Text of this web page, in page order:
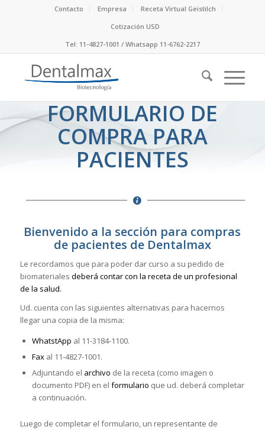
Contacto Empresa
Receta Virtual Geistilch
Cotización USD
Tel: 11-4827-1001 / Whatsapp 11-6762-2217
FORMULARIO DE
COMPRA PARA
PACIENTES
Bienvenido a la sección para compras
de pacientes de Dentalmax
Le recordamos que para poder dar curso a su pedido de
biomateriales deberá contar con la receta de un profesional
de la salud.
Ud. cuenta con las siguientes alternativas para hacernos
llegar una copia de la misma:
WhatstApp al 11-3184-1100.
Faxal 11-4827-1001.
Adjuntando el archivo de la receta (como imagen o
documento PDF) en el formulario que ud. deberá completar
a continuación.
Luego de completar el formulario, un representante de